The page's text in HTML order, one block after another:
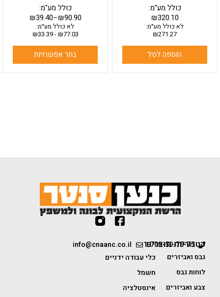
₪320.10
כולל מע"מ:
לא כולל מע״מ:
₪271.27
הוספה לסל
₪39.40–₪90.90
כולל מע"מ:
לא כולל מע״מ:
₪77.03
-
₪33.39
בחר אפשרויות
1-700-50-75-75
info@cnaanc.co.il קטגוריות מוצרים
גבס ואביזרים
לוחות גבס
צבע ואביזרים
כלי עבודה ידניים
חשמל
אינסטלציה